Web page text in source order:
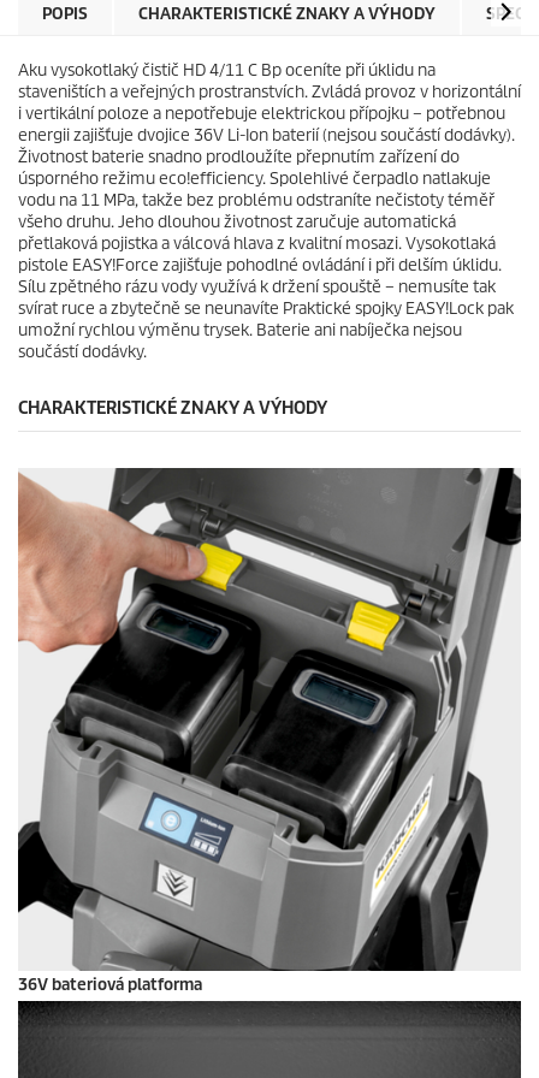
e
ePOPIS CHARAKTERISTICKÉ ZNAKY A VÝHODY
Aku vysokotlaký čistič HD 4/11 C Bp oceníte při úklidu na
staveništích a veřejných prostranstvích. Zvládá provoz v horizontální
i vertikální poloze a nepotřebuje elektrickou přípojku – potřebnou
energii zajišťuje dvojice 36V Li-Ion baterií (nejsou součástí dodávky).
Životnost baterie snadno prodloužíte přepnutím zařízení do
úsporného režimueco!efficiency. Spolehlivé čerpadlo natlakuje
vodu na 11 MPa, takže bez problému odstraníte nečistoty téměř
všeho druhu. Jeho dlouhou životnost zaručuje automatická
přetlaková pojistka a válcová hlava z kvalitní mosazi. Vysokotlaká
pistole EASY!Force zajišťuje pohodlné ovládání i při delším úklidu.
Sílu zpětného rázu vody využívá k držení spouště – nemusíte tak
svírat ruce a zbytečně se neunavíte Praktické spojky EASY!Lock pak
umožní rychlou výměnu trysek. Baterie ani nabíječka nejsou
součástí dodávky.
CHARAKTERISTICKÉ ZNAKY A VÝHODY
36V bateriová platforma